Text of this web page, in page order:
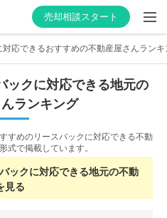
売却相談スタート
対応できるおすすめの不動産屋さんランキ
ックに対応できる地元の
ランキング
すめのリースバックに対応できる不動
式で掲載しています。
ックに対応できる地元の不動
見る